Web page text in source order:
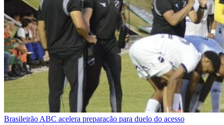
Brasileirão ABC acelera preparação para duelo do acesso